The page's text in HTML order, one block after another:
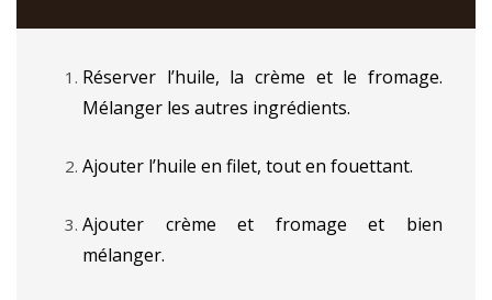
Réserver l’huile, la crème et le fromage.
Mélanger les autres ingrédients.
Ajouter l’huile en filet, tout en fouettant.
Ajouter crème et fromage et bien
mélanger.